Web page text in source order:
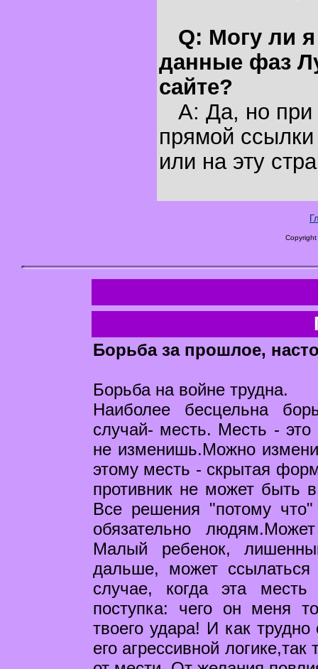
Q: Могу ли
данные фаз
сайте?
A: Да, но при
прямой
или на эту
Борьба за прошлое,
Борьба на войне трудна.
Наиболее бесцельна
случай- месть. Месть -
не изменишь.Можно
этому месть - скрытая
противник не может быть
Все решения "потому
обязательно
Малый ребенок,
дальше, может
случае, когда эта
поступка: чего он меня
твоего удара! И как
его агрессивной